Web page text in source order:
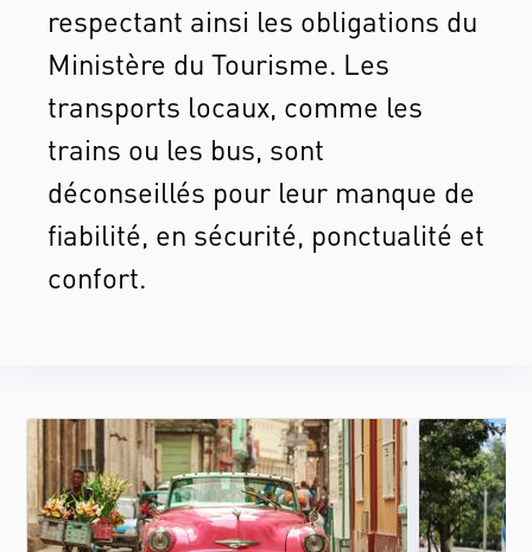
respectant ainsi les obligations du
Ministère du Tourisme. Les
transports locaux, comme les
trains ou les bus, sont
déconseillés pour leur manque de
fiabilité, en sécurité, ponctualité et
confort.